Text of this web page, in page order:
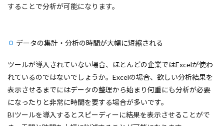
することで分析が可能になります。
データの集計・分析の時間が大幅に短縮される
ツールが導入されていない場合、ほとんどの企業ではExcelが使わ
れているのではないでしょうか。Excelの場合、欲しい分析結果を
表示させるまでにはデータの整理から始まり何重にも分析が必要
になったりと非常に時間を要する場合が多いです。
BIツールを導入するとスピーディーに結果を表示させることがで